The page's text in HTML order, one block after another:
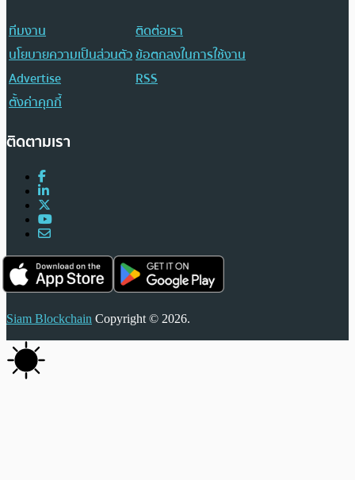
ทีมงาน
ติดต่อเรา
นโยบายความเป็นส่วนตัวข้อตกลงในการใช้งาน
Advertise
RSS
ตั้งค่าคุกกี้
ติดตามเรา
Siam Blockchain Copyright © 2026.